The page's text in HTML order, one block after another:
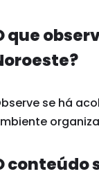
que
se há
conteúdo